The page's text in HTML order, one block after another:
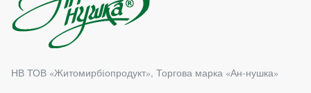
НВ ТОВ «Житомирбiопродукт», Торгова марка «Ан-нушка»